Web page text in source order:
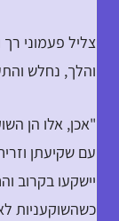
צליל פעמוני
והלך, נחלש
"אכן, אלו הן
עם שקיעתן
יישקעו בקרוב
כשהשוקעניות